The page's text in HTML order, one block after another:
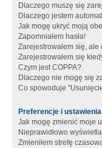
Dlaczego muszę się
Dlaczego jestem
Jak mogę ukryć moją
Zapomniałem hasła!
Zarejestrowałem się,
Zarejestrowałem się
Czym jest COPPA?
Dlaczego nie mogę się
Co spowoduje
Preferencje i
Jak mogę zmienić moje
Nieprawidłowo
Zmieniłem strefę